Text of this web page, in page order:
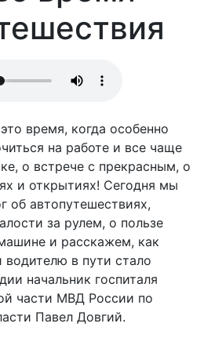
время, когда особенно
на работе и все чаще
о встрече с прекрасным, о
и открытиях! Сегодня мы
об автопутешествиях,
за рулем, о пользе
и расскажем, как
водителю в пути стало
начальник госпиталя
части МВД России по
Павел Довгий.